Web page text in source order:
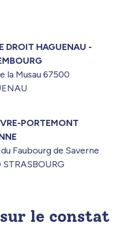
DROIT HAGUENAU -
la Musau 67500
PORTEMONT
Faubourg de Saverne
le constat